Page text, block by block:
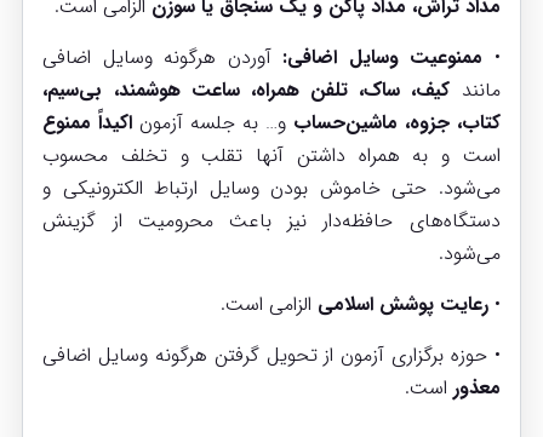
مداد تراش، مداد پاکن و یک سنجاق یا سوزن الزامی است.
• ممنوعیت وسایل اضافی: آوردن هرگونه وسایل اضافی
مانند کیف، ساک، تلفن همراه، ساعت هوشمند، بی‌سیم،
کتاب، جزوه، ماشین‌حساب و… به جلسه آزمون اکیداً ممنوع
است و به همراه داشتن آنها تقلب و تخلف محسوب
می‌شود. حتی خاموش بودن وسایل ارتباط الکترونیکی و
دستگاه‌های حافظه‌دار نیز باعث محرومیت از گزینش
می‌شود.
•رعایت پوشش اسلامی الزامی است.
• حوزه برگزاری آزمون از تحویل گرفتن هرگونه وسایل اضافی
معذور است.